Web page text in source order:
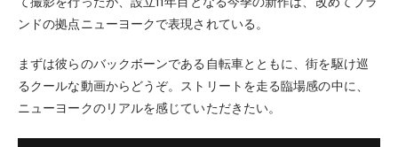
て撮影を行ったが、設立11年目となる今季の新作は、改めてブラ
ンドの拠点ニューヨークで表現されている。
まずは彼らのバックボーンである自転車とともに、街を駆け巡
るクールな動画からどうぞ。ストリートを走る臨場感の中に、
ニューヨークのリアルを感じていただきたい。